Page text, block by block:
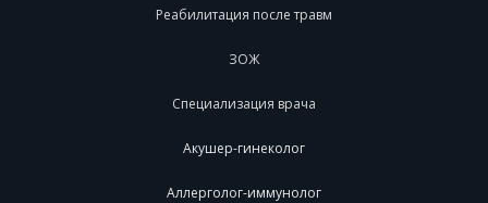
Реабилитация после травм
ЗОЖ
Специализация врача
Акушер-гинеколог
Аллерголог-иммунолог